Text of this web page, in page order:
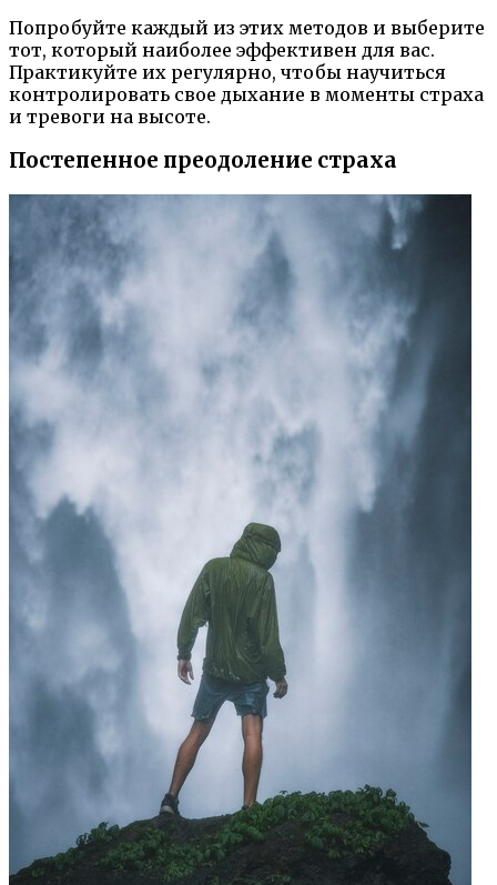
Попробуйте каждый из этих методов и выберите
тот, который наиболее эффективен для вас.
Практикуйте их регулярно, чтобы научиться
контролировать свое дыхание в моменты страха
и тревоги на высоте.
Постепенное преодоление страха